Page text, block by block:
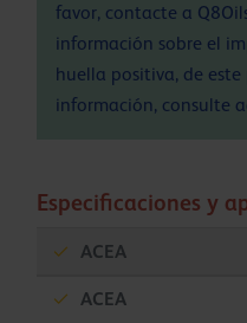
favor, contacte a
información sobre el
huella positiva, de
información, consulte
Especificaciones y
ACEA
ACEA